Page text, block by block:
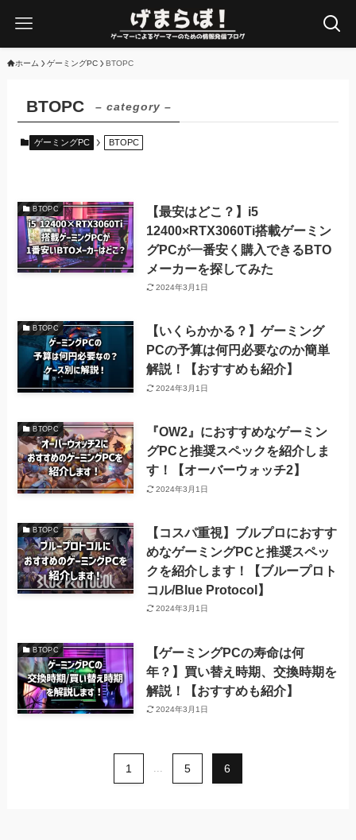
ホーム ゲーミングPC BTOPC
BTOPC – category –
ゲーミングPC BTOPC
BTOPC
【最安はどこ？】i5
12400×RTX3060Ti搭載ゲーミン
グPCが一番安く購入できるBTO
メーカーを探してみた
2024年3月1日
BTOPC
【いくらかかる？】ゲーミング
PCの予算は何円必要なのか簡単
解説！【おすすめも紹介】
2024年3月1日
BTOPC
『OW2』におすすめなゲーミン
グPCと推奨スペックを紹介しま
す！【オーバーウォッチ2】
2024年3月1日
BTOPC
【コスパ重視】ブルプロにおすす
めなゲーミングPCと推奨スペッ
クを紹介します！【ブループロト
コル/Blue Protocol】
2024年3月1日
BTOPC
【ゲーミングPCの寿命は何
年？】買い替え時期、交換時期を
解説！【おすすめも紹介】
2024年3月1日
1 ... 5 6